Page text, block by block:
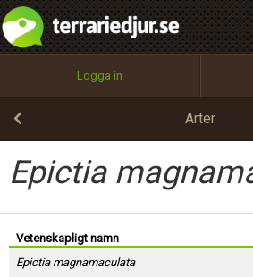
Logga in
Arter
Epictia
Vetenskapligt namn
Epictia magnamaculata
Utför
100%
OK
integritetspolicy
Namn:
Epost:
Användarnamn:
Lösenord:
Begär nytt lösenord